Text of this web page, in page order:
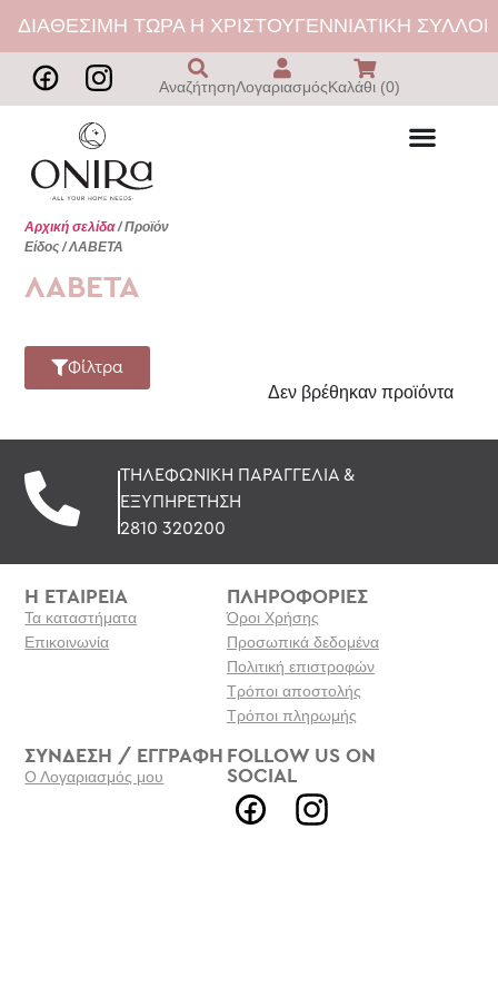
ΔΙΑΘΕΣΙΜΗ ΤΩΡΑ Η ΧΡΙΣΤΟΥΓΕΝΝΙΑΤΙΚΗ
ΑναζήτησηΛογαριασμόςΚαλάθι (0)
Αρχική σελίδα/ Προϊόν
Είδος / ΛΑΒΕΤΑ
ΛΑΒΕΤΑ
Φίλτρα
Δεν βρέθηκαν προϊόντα
ΤΗΛΕΦΩΝΙΚΗ ΠΑΡΑΓΓΕΛΙΑ &
ΕΞΥΠΗΡΕΤΗΣΗ
2810 320200
Η ΕΤΑΙΡΕΙΑ
Τα καταστήματα
Επικοινωνία
ΠΛΗΡΟΦΟΡΙΕΣ
Όροι Χρήσης
Προσωπικά δεδομένα
Πολιτική επιστροφών
Τρόποι αποστολής
Τρόποι πληρωμής
ΣΥΝΔΕΣΗ / ΕΓΓΡΑΦΗ
Ο Λογαριασμός μου
FOLLOW US ON
SOCIAL